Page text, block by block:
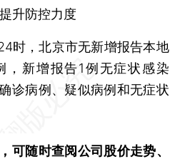
升防控力度
，北京市无新增报告本地
，新增报告1例无症状感染
诊病例、疑似病例和无症状
，可随时查阅公司股价走势、